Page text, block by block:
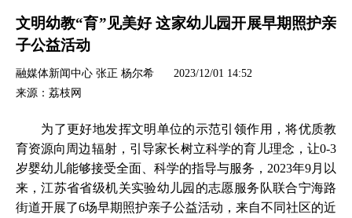
文明幼教“育”见美好 这家幼儿园开展早期照护亲
子公益活动
融媒体新闻中心 张正 杨尔希
2023/12/01 14:52
来源：荔枝网
为了更好地发挥文明单位的示范引领作用，将优质教
育资源向周边辐射，引导家长树立科学的育儿理念，让0-3
岁婴幼儿能够接受全面、科学的指导与服务，2023年9月以
来，江苏省省级机关实验幼儿园的志愿服务队联合宁海路
街道开展了6场早期照护亲子公益活动，来自不同社区的近